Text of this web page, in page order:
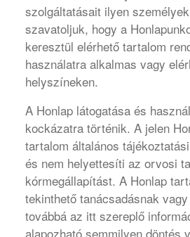
szolgáltatásait ilyen
szavatoljuk, hogy a
keresztül elérhető tartalom
használatra alkalmas vagy
helyszíneken.
A Honlap látogatása és
kockázatra történik. A jelen
tartalom általános
és nem helyettesíti az orvosi
kórmegállapítást. A Honlap
tekinthető tanácsadásnak
továbbá az itt szereplő
alapozható semmilyen döntés